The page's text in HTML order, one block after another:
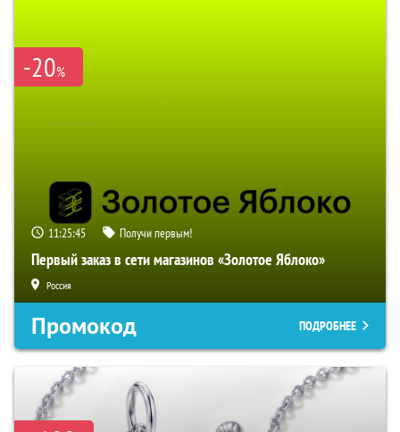
-20%
11:25:45 Получи первым!
Первый заказ в сети магазинов «Золотое Яблоко»
Россия
Промокод ПОДРОБНЕЕ